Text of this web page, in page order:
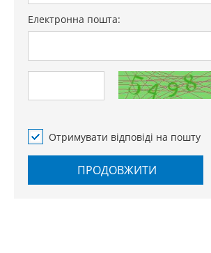
Електронна пошта:
Отримувати відповіді на пошту
ПРОДОВЖИТИ